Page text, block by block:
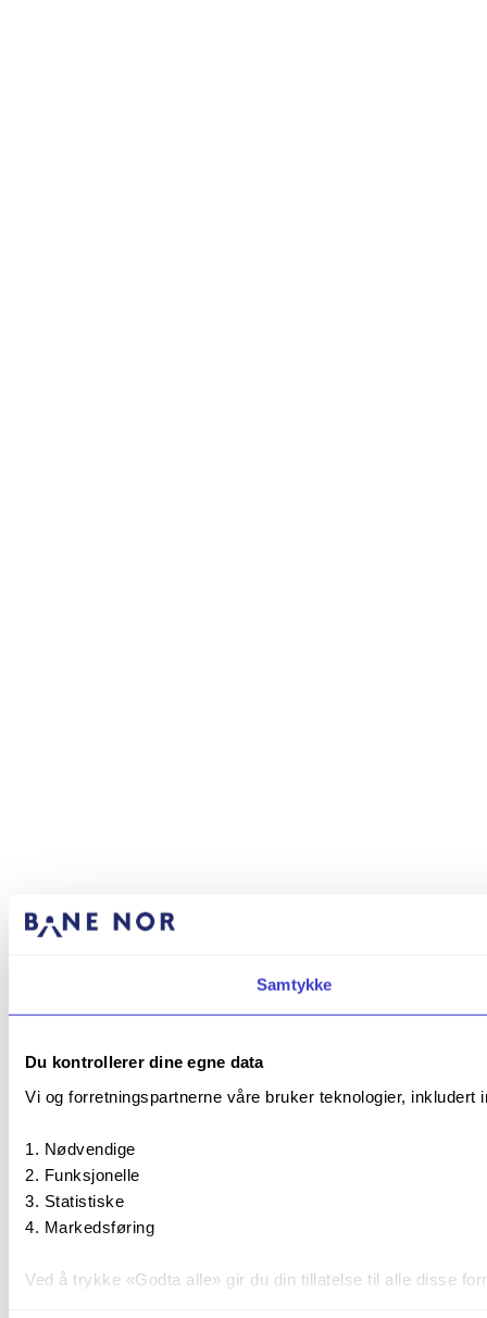
Samtykke
Du kontrollerer dine egne data
Vi og forretningspartnerne våre bruker teknologier,
Nødvendige
Funksjonelle
Statistiske
Markedsføring
Ved å trykke «Godta alle» gir du din tillatelse til alle disse